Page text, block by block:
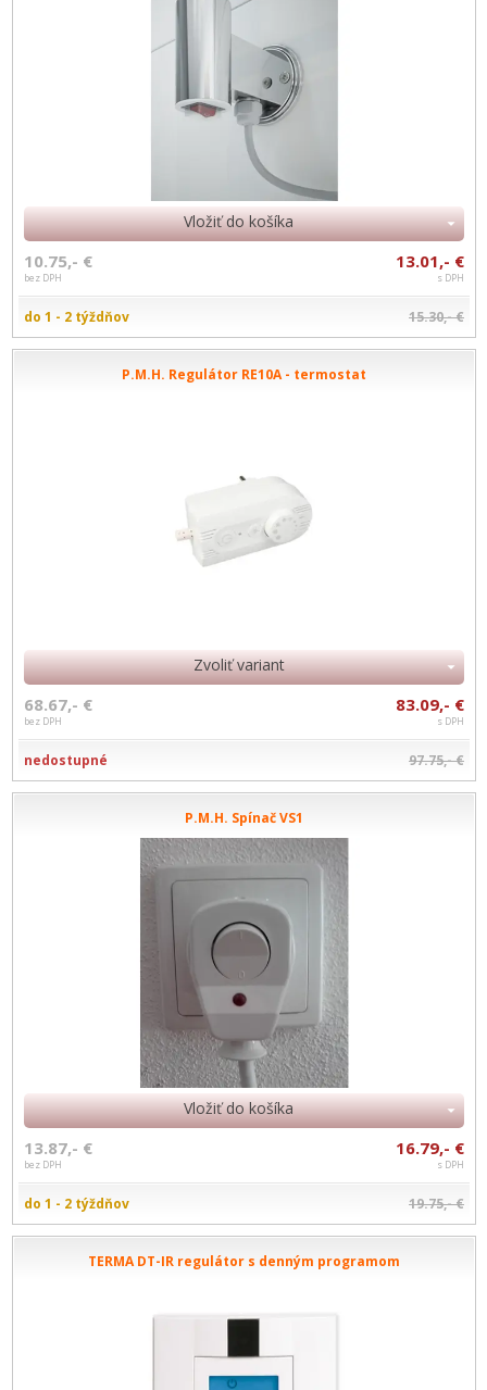
Vložiť do košíka
10.75,- €
bez DPH
13.01,- €
s DPH
do 1 - 2 týždňov 15.30,- €
P.M.H. Regulátor RE10A - termostat
Zvoliť variant
68.67,- €
bez DPH
83.09,- €
s DPH
nedostupné 97.75,- €
P.M.H. Spínač VS1
Vložiť do košíka
13.87,- €
bez DPH
16.79,- €
s DPH
do 1 - 2 týždňov 19.75,- €
TERMA DT-IR regulátor s denným programom